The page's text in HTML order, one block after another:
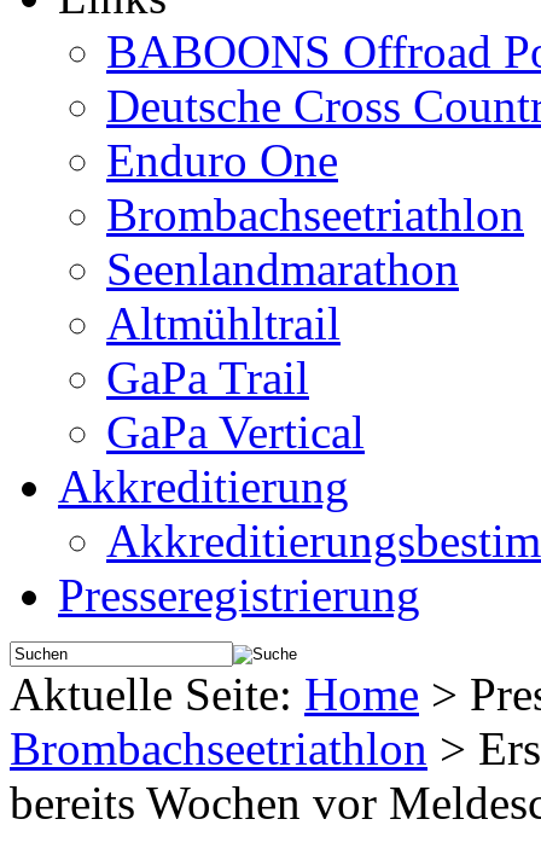
BABOONS Offroad
Deutsche Cross
Enduro One
Brombachseetriathlon
Seenlandmarathon
Altmühltrail
GaPa Trail
GaPa Vertical
Akkreditierung
Presseregistrierung
Aktuelle Seite: Home >
Brombachseetriathlon >
bereits Wochen vor